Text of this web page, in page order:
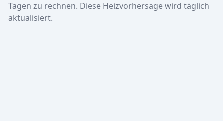
Tagen zu rechnen. Diese Heizvorhersage wird täglich
aktualisiert.